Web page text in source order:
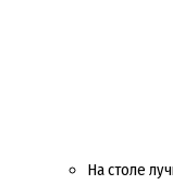
На столе